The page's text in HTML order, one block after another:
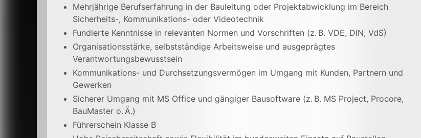
Mehrjährige Berufserfahrung in der Bauleitung oder Projektabwicklung im Bereich
Sicherheits-, Kommunikations- oder Videotechnik
Fundierte Kenntnisse in relevanten Normen und Vorschriften (z. B. VDE, DIN, VdS)
Organisationsstärke, selbstständige Arbeitsweise und ausgeprägtes
Verantwortungsbewusstsein
Kommunikations- und Durchsetzungsvermögen im Umgang mit Kunden, Partnern und
Gewerken
Sicherer Umgang mit MS Office und gängiger Bausoftware (z. B. MS Project, Procore,
BauMaster o. Ä.)
Führerschein Klasse B